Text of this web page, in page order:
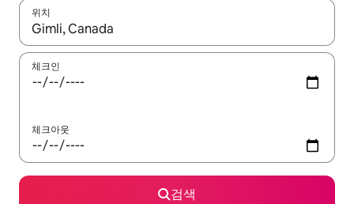
위치
결과가 나오면 위·아래 화살표 키를 사용하거나 터치 또는 스와이
체크인
체크아웃
검색